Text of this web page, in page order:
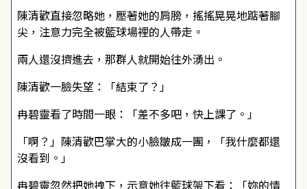
陳清歡直接忽略她，壓著她的肩膀，搖搖晃晃地踮著腳
尖，注意力完全被籃球場裡的人帶走。
兩人還沒擠進去，那群人就開始往外湧出。
陳清歡一臉失望：「結束了？」
冉碧靈看了時間一眼：「差不多吧，快上課了。」
「啊？」陳清歡巴掌大的小臉皺成一團，「我什麼都還
沒看到。」
冉碧靈忽然把她拽下，示意她往籃球架下看：「妳的情